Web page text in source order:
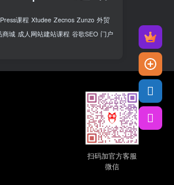
课程 Xtudee Zecnos Zunzo 外贸
商城 成人网站建站课程 谷歌SEO 门户
扫码加官方客服
微信